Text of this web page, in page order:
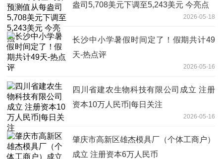
盎司5,708美元下调至5,243美元 今亮点
2026-05-18
长沙中小学暑假时间定了！假期共计49
天-热点评
2026-05-16
四川省建农生物科技有限公司成立 注册
资本10万人民币|每日关注
2026-05-16
肇庆市高新区雄杰模具厂（个体工商户）
成立 注册资本6万人民币